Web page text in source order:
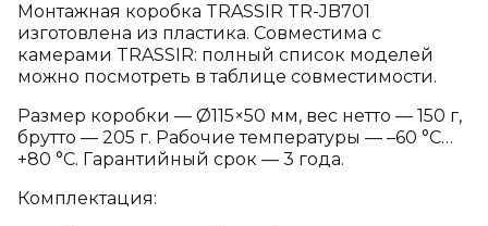
Монтажная коробка TRASSIR TR-JB701
изготовлена из пластика. Совместима с
камерами TRASSIR: полный список моделей
можно посмотреть в таблице совместимости.
Размер коробки — Ø115×50 мм, вес нетто — 150 г,
брутто — 205 г. Рабочие температуры — –60 °C…
+80 °C. Гарантийный срок — 3 года.
Комплектация: